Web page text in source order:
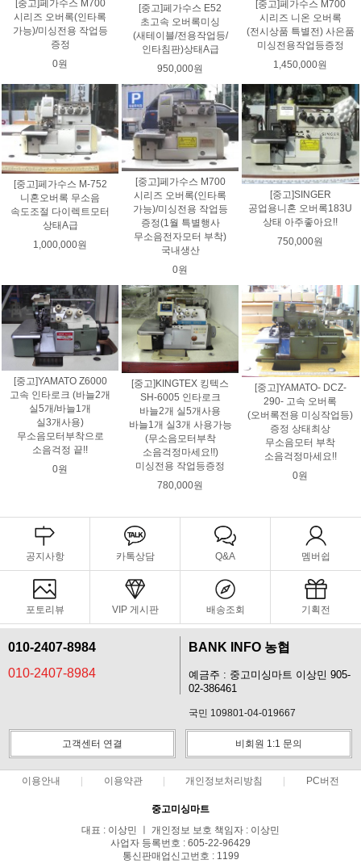
[중고]페가수스 M700
시리즈 오버록(인타록
가능)/미싱전용 작업등
증정
0원
[중고]페가수스 E52
초고속 오버록미싱
(새테이블/전용작업등/
인타침판)상태A급
950,000원
[중고]페가수스 M700
시리즈 니온 오버록
(전시상품 특별전) 사은품
미싱전용작업등증정
1,450,000원
[중고]페가수스 M-752
니혼오버록 무소음
속도조절 다이렉트모터
상태A급
1,000,000원
[중고]페가수스 M700
시리즈 오버록(인타록
가능)/미싱전용 작업등
증정(1월 특별행사
무소음전자모터 부착)
국내생산
0원
[중고]SINGER
공업용니혼 오버록183U
상태 아주좋아요!!
750,000원
[중고]YAMATO Z6000
고속 인타로크 (바늘2개
실5개/바늘1개
실3개사용)
무소음모터부착으로
소음걱정 끝!!
0원
[중고]KINGTEX 킹텍스
SH-6005 인타로크
바늘2개 실5개사용
바늘1개 실3개 사용가능
(무소음모터부착
소음걱정마세요!!)
미싱전용 작업등증정
780,000원
[중고]YAMATO- DCZ-
290- 고속 오버록
(오버록전용 미싱작업등)
증정 상태최상
무소음모터 부착
소음걱정마세요!!
0원
공지사항 카톡상담 Q&A 멤버쉽
포토리뷰 VIP 게시판 배송조회 기획전
010-2407-8984
010-2407-8984
BANK INFO 농협
예금주 : 중고미싱마트 이상민 905-
02-386461
국민 109801-04-019667
고객센터 연결 비회원 1:1 문의
이용안내 이용약관 개인정보처리방침 PC버전
중고미싱마트
대표 : 이상민 ㅣ 개인정보 보호 책임자 : 이상민
사업자 등록번호 : 605-22-96429
통신판매업신고번호 : 1199